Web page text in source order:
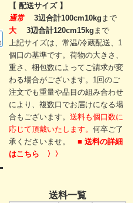
【 配送サイズ 】
通常
3辺合計100cm10kg まで
大
3辺合計120cm15kg まで
上記サイズは、常温/冷蔵配送、1
個口の基準です。荷物の大きさ、
重さ、梱包数によってご請求が変
わる場合がございます。 1回のご
注文でも重量や品目の組み合わせ
により、複数口でお届けになる場
合もございます。送料も個口数に
応じて頂戴いたします。何卒ご了
承くださいませ。■ 送料の詳細
はこちら 〉〉
送料一覧